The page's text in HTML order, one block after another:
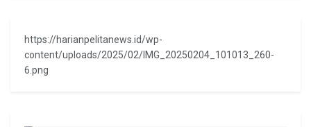
https://harianpelitanews.id/wp-
content/uploads/2025/02/IMG_20250204_101013_260-
6.png